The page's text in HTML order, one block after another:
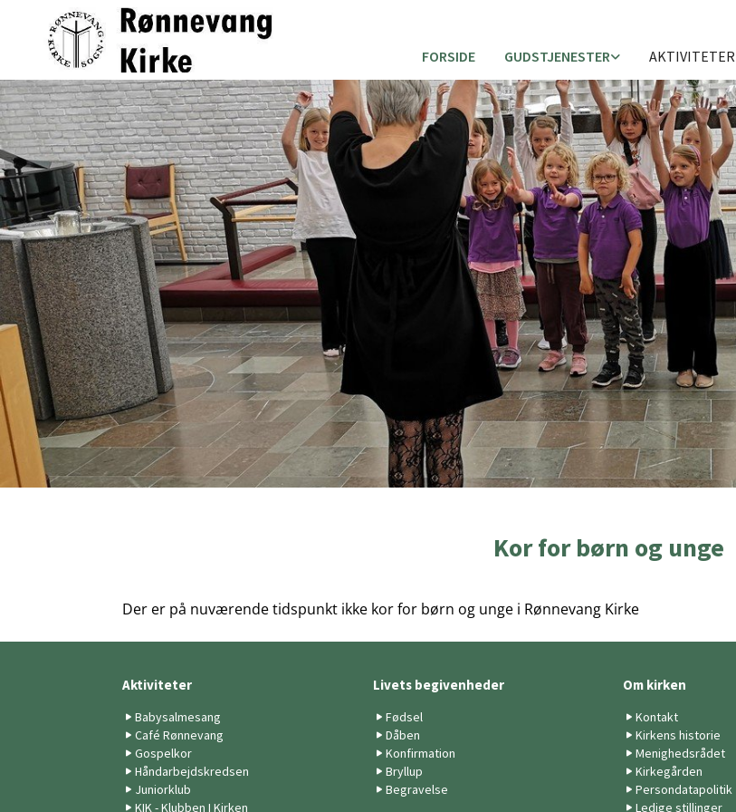
FORSIDE GUDSTJENESTER AKTIVITETER
Kor for børn og unge
Der er på nuværende tidspunkt ikke kor for børn og unge i Rønnevang Kirke
Aktiviteter
Babysalmesang
Café Rønnevang
Gospelkor
Håndarbejdskredsen
Juniorklub
KIK - Klubben I Kirken
Livets begivenheder
Fødsel
Dåben
Konfirmation
Bryllup
Begravelse
Om kirken
Kontakt
Kirkens historie
Menighedsrådet
Kirkegården
Persondatapolitik
Ledige stillinger